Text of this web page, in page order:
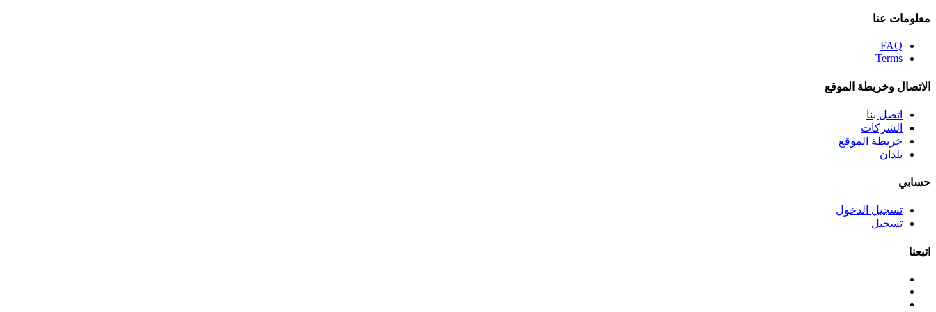
معلومات عنا
FAQ
Terms
الاتصال وخريطة الموقع
اتصل بنا
الشركات
خريطة الموقع
بلدان
حسابي
تسجيل الدخول
تسجيل
اتبعنا